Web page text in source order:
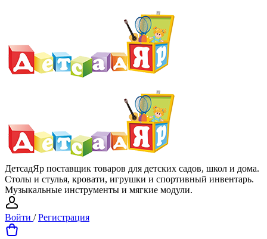
ДетсадЯр поставщик товаров для детских садов, школ и дома.
Столы и стулья, кровати, игрушки и спортивный инвентарь.
Музыкальные инструменты и мягкие модули.
Войти /Регистрация